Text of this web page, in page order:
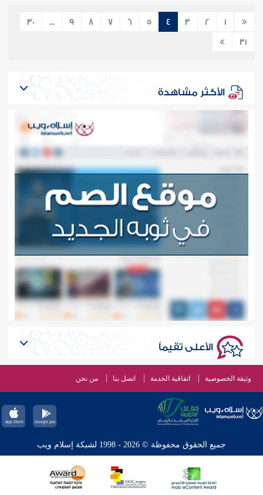
1
2
3
4
5
6
7
8
9
...
30
31
الأكثر مشاهدة
الأعلى تقيماً
وثيقة الخصوصية اتفاقية الخدمة اتصل بنا من نحن
جميع الحقوق محفوظة © 2026 - 1998 لشبكة إسلام ويب